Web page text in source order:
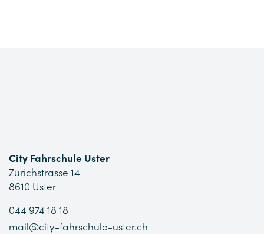
City Fahrschule Uster
Zürichstrasse 14
8610 Uster
044 974 18 18
mail@city-fahrschule-uster.ch